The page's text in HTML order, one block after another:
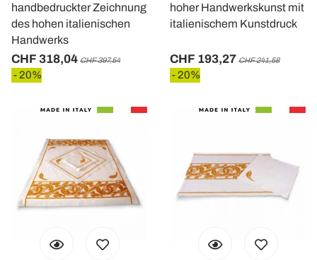
handbedruckter Zeichnung
des hohen italienischen
Handwerks
CHF 318,04 CHF 397,54
- 20%
hoher Handwerkskunst mit
italienischem Kunstdruck
CHF 193,27 CHF 241,58
- 20%